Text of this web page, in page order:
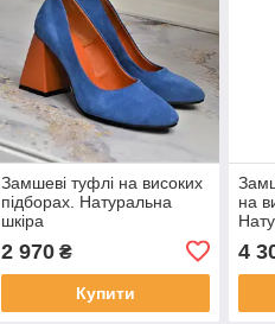
Замшеві туфлі на високих
підборах. Натуральна
шкіра
2 970₴
Купити
на
4